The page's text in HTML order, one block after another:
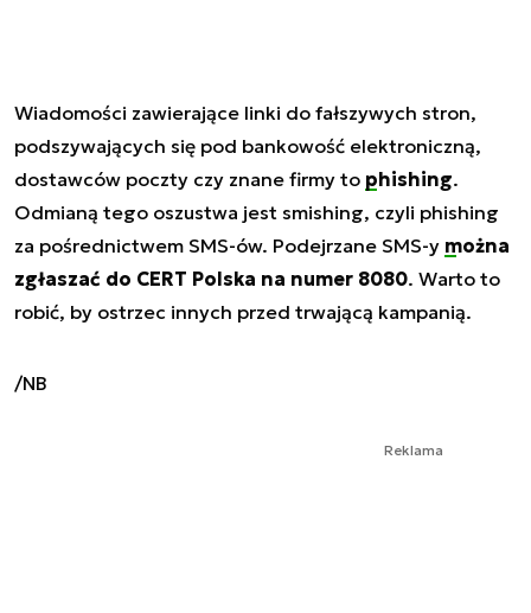
Wiadomości zawierające linki do fałszywych stron,
podszywających się pod bankowość elektroniczną,
dostawców poczty czy znane firmy to phishing.
Odmianą tego oszustwa jest smishing, czyli phishing
za pośrednictwem SMS-ów. Podejrzane SMS-y można
zgłaszać do CERT Polska na numer 8080. Warto to
robić, by ostrzec innych przed trwającą kampanią.
/NB
Reklama